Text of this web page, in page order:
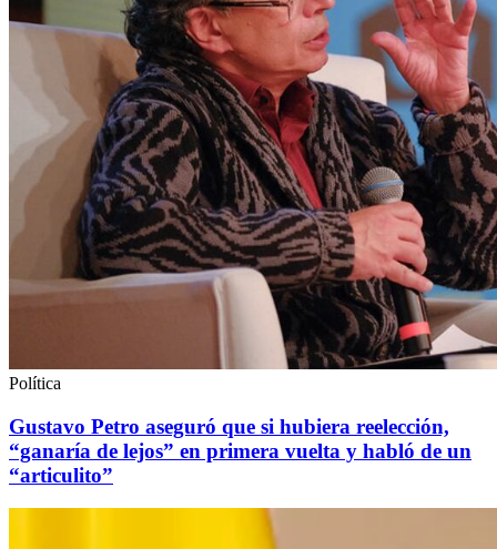
Política
Gustavo Petro aseguró que si hubiera reelección,
“ganaría de lejos” en primera vuelta y habló de un
“articulito”